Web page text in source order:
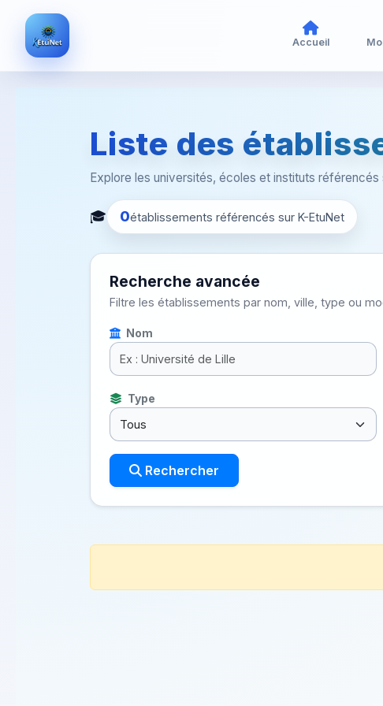
Accueil
Liste des
Explore les universités, écoles et instituts référencés
🎓 0établissements référencés sur K-EtuNet
Recherche avancée
Filtre les établissements par nom, ville, type ou
Nom
Type
Rechercher